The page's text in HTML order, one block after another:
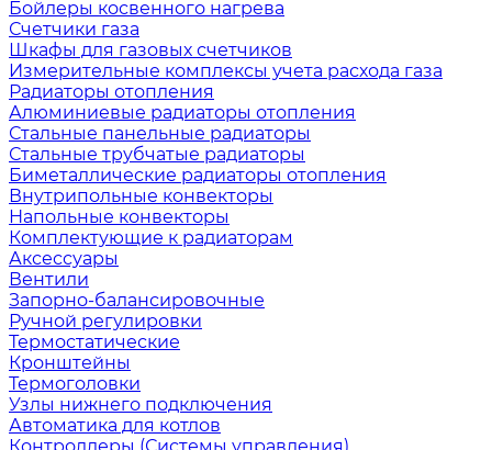
Бойлеры косвенного нагрева
Счетчики газа
Шкафы для газовых счетчиков
Измерительные комплексы учета расхода газа
Радиаторы отопления
Алюминиевые радиаторы отопления
Стальные панельные радиаторы
Стальные трубчатые радиаторы
Биметаллические радиаторы отопления
Внутрипольные конвекторы
Напольные конвекторы
Комплектующие к радиаторам
Аксессуары
Вентили
Запорно-балансировочные
Ручной регулировки
Термостатические
Кронштейны
Термоголовки
Узлы нижнего подключения
Автоматика для котлов